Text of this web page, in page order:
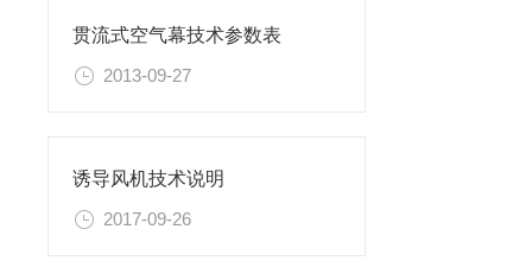
贯流式空气幕技术参数表
2013-09-27
诱导风机技术说明
2017-09-26